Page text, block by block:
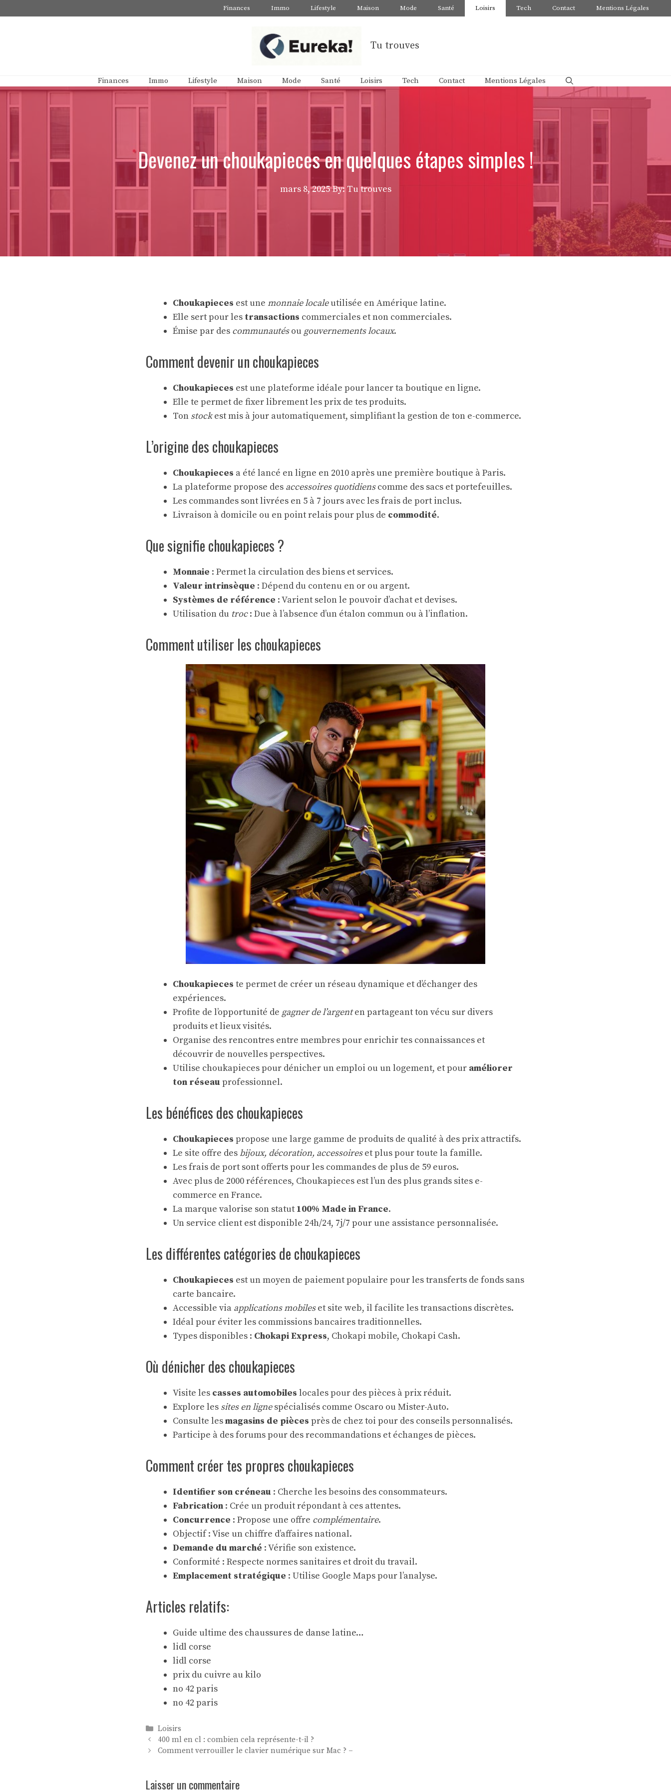
au
Finances Immo Lifestyle Maison Mode Santé Loisirs Tech Contact Mentions Légales
Tu trouves
Finances Immo Lifestyle Maison Mode Santé Loisirs Tech Contact Mentions Légales
Devenez un choukapieces en quelques étapes simples !
mars 8, 2025 By: Tu trouves
Choukapieces est une monnaie localeutilisée en Amérique latine.
Elle sert pour les transactions commerciales et non commerciales.
Émise par des communautésou gouvernements locaux.
Comment devenir un choukapieces
Choukapieces est une plateforme idéale pour lancer ta boutique en ligne.
Elle te permet de fixer librement les prix de tes produits.
Ton stockest mis à jour automatiquement, simplifiant la gestion de ton e-commerce.
L’origine des choukapieces
Choukapieces a été lancé en ligne en 2010 après une première boutique à Paris.
La plateforme propose des accessoires quotidienscomme des sacs et portefeuilles.
Les commandes sont livrées en 5 à 7 jours avec les frais de port inclus.
Livraison à domicile ou en point relais pour plus de commodité.
Que signifie choukapieces ?
Monnaie : Permet la circulation des biens et services.
Valeur intrinsèque : Dépend du contenu en or ou argent.
Systèmes de référence : Varient selon le pouvoir d’achat et devises.
Utilisation du troc: Due à l’absence d’un étalon commun ou à l’inflation.
Comment utiliser les choukapieces
Choukapieces te permet de créer un réseau dynamique et d’échanger des
expériences.
Profite de l’opportunité de gagner de l’argenten partageant ton vécu sur divers
produits et lieux visités.
Organise des rencontres entre membres pour enrichir tes connaissances et
découvrir de nouvelles perspectives.
Utilise choukapieces pour dénicher un emploi ou un logement, et pour améliorer
ton réseau professionnel.
Les bénéfices des choukapieces
Choukapieces propose une large gamme de produits de qualité à des prix attractifs.
Le site offre desbijoux, décoration, accessoireset plus pour toute la famille.
Les frais de port sont offerts pour les commandes de plus de 59 euros.
Avec plus de 2000 références, Choukapieces est l’un des plus grands sites e-
commerce en France.
La marque valorise son statut 100% Made in France.
Un service client est disponible 24h/24, 7j/7 pour une assistance personnalisée.
Les différentes catégories de choukapieces
Choukapieces est un moyen de paiement populaire pour les transferts de fonds sans
carte bancaire.
Accessible via applications mobileset site web, il facilite les transactions discrètes.
Idéal pour éviter les commissions bancaires traditionnelles.
Types disponibles : Chokapi Express, Chokapi mobile, Chokapi Cash.
Où dénicher des choukapieces
Visite les casses automobiles locales pour des pièces à prix réduit.
Explore les sites en lignespécialisés comme Oscaro ou Mister-Auto.
Consulte lesmagasins de pièces près de chez toi pour des conseils personnalisés.
Participe à des forums pour des recommandations et échanges de pièces.
Comment créer tes propres choukapieces
Identifier son créneau : Cherche les besoins des consommateurs.
Fabrication : Crée un produit répondant à ces attentes.
Concurrence : Propose une offre complémentaire.
Objectif : Vise un chiffre d’affaires national.
Demande du marché : Vérifie son existence.
Conformité : Respecte normes sanitaires et droit du travail.
Emplacement stratégique : Utilise Google Maps pour l’analyse.
Articles relatifs:
Guide ultime des chaussures de danse latine…
lidl corse
lidl corse
prix du cuivre au kilo
no 42 paris
no 42 paris
Catégories
Loisirs
400 ml en cl : combien cela représente-t-il ?
Comment verrouiller le clavier numérique sur Mac ? –
Laisser un commentaire